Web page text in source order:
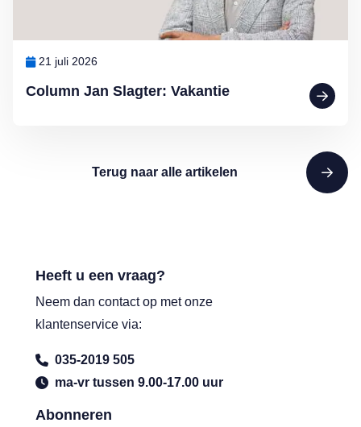
Column Jan Slagter: Vakantie
21 juli 2026
Terug naar alle artikelen
Abonneren
Heeft u een vraag?
Neem dan contact op met onze
klantenservice via:
035-2019 505
ma-vr tussen 9.00-17.00 uur